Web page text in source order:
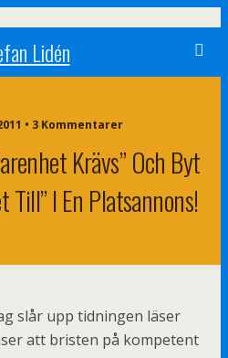
Lidén
• 3 Kommentarer
Krävs” Och Byt
Till” I En Platsannons!
slår upp tidningen läser
att bristen på kompetent